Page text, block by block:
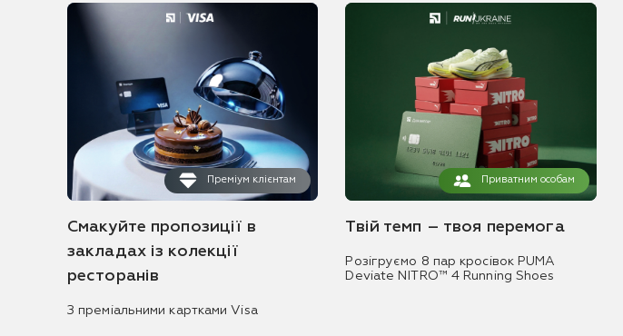
Преміум клієнтам
Смакуйте пропозиції в
закладах із колекції
ресторанів
З преміальними картками Visa
Приватним особам
Твій темп – твоя перемога
Розігруємо 8 пар кросівок PUMA
Deviate NITRO™ 4 Running Shoes